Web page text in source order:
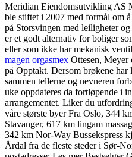
Meridian Eiendomsutvikling AS
ble stiftet i 2007 med formål om
på Storsvingen med leiligheter
er et godt alternativ for boliger
eller som ikke har mekanisk
magen orgasmex Ottesen, Meyer
på Opptakt. Dersom brøkene
sammen tellerne og nevneren
uke oppdateres da fortløpende i
arrangementet. Liker du
våre største byer Fra Oslo, 344
Stavanger, 617 km lingam
342 km Nor-Way Bussekspress
Årdal fra de fleste steder i Sør-